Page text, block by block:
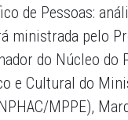
de Pessoas:
ministrada pelo
do Núcleo do
e Cultural do
MPPE),